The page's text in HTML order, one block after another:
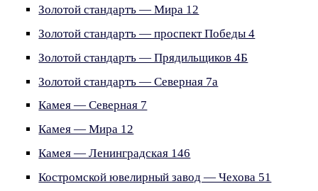
Золотой стандартъ — Мира 12
Золотой стандартъ — проспект Победы 4
Золотой стандартъ — Прядильщиков 4Б
Золотой стандартъ — Северная 7а
Камея — Северная 7
Камея — Мира 12
Камея — Ленинградская 146
Костромской ювелирный завод — Чехова 51